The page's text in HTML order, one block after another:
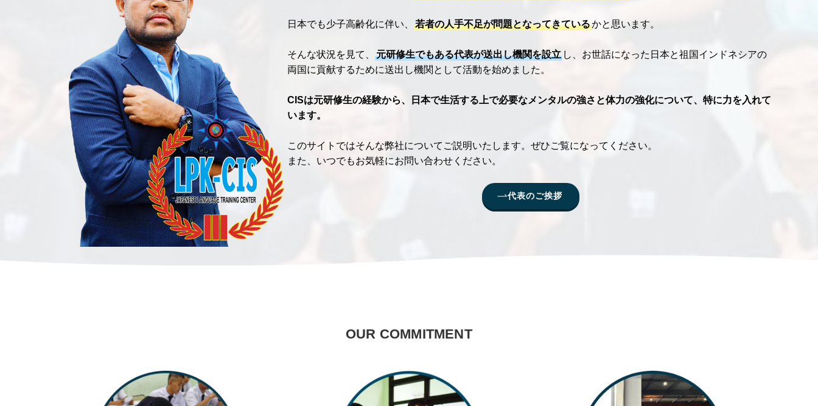
日本でも少子高齢化に伴い、 若者の人手不足が問題となってきているかと思います。
そんな状況を見て、 元研修生でもある代表が送出し機関を設立し、お世話になった日本と祖国インドネシアの
両国に貢献するために送出し機関として活動を始めました。
CISは元研修生の経験から、日本で生活する上で必要なメンタルの強さと体力の強化について、特に力を入れて
います。
このサイトではそんな弊社についてご説明いたします。ぜひご覧になってください。
また、いつでもお気軽にお問い合わせください。
代表のご挨拶
OUR COMMITMENT